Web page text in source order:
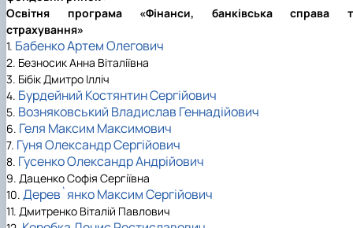
Освітня програма «Фінанси, банківська справа
страхування»
1. Бабенко Артем Олегович
2. Безносик Анна Віталіївна
3. Бібік Дмитро Ілліч
4. Бурдейний Костянтин Сергійович
5. Возняковський Владислав Геннадійович
6. Геля Максим Максимович
7. Гуня Олександр Сергійович
8. Гусенко Олександр Андрійович
9. Даценко Софія Сергіївна
10. Дерев`янко Максим Сергійович
11. Дмитренко Віталій Павлович